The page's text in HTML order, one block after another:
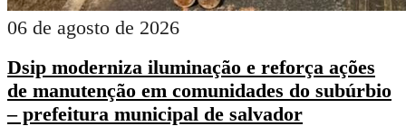
06 de agosto de 2026
Dsip moderniza iluminação e reforça ações
de manutenção em comunidades do subúrbio
– prefeitura municipal de salvador